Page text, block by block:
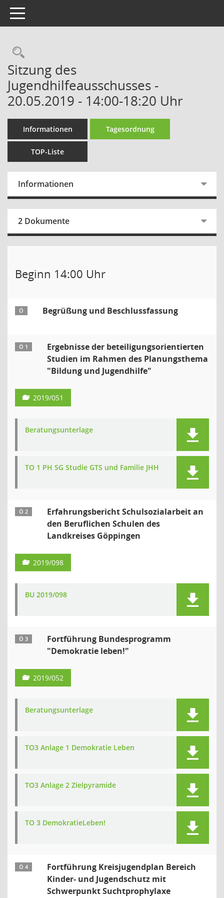
Toggle navigation
Rechercheauswahl
Sitzung des
Jugendhilfeausschusses -
20.05.2019 - 14:00-18:20 Uhr
Informationen Tagesordnung
TOP-Liste
Informationen
2 Dokumente
Beginn 14:00 Uhr
Ö Begrüßung und Beschlussfassung
Ö 1
Ergebnisse der beteiligungsorientierten
Studien im Rahmen des Planungsthema
"Bildung und Jugendhilfe"
2019/051
Beratungsunterlage
TO 1 PH SG Studie GTS und Familie JHH
Ö 2
Erfahrungsbericht Schulsozialarbeit an
den Beruflichen Schulen des
Landkreises Göppingen
2019/098
BU 2019/098
Ö 3
Fortführung Bundesprogramm
"Demokratie leben!"
2019/052
Beratungsunterlage
TO3 Anlage 1 Demokratie Leben
TO3 Anlage 2 Zielpyramide
TO 3 DemokratieLeben!
Ö 4
Fortführung Kreisjugendplan Bereich
Kinder- und Jugendschutz mit
Schwerpunkt Suchtprophylaxe